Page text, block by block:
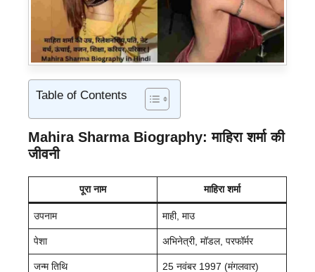
Table of Contents
Mahira Sharma Biography:माहिरा शर्मा की
जीवनी
पूरा नाम माहिरा शर्मा
उपनाम माही, माउ
पेशा अभिनेत्री, मॉडल, परफॉर्मर
जन्म तिथि 25 नवंबर 1997 (मंगलवार)